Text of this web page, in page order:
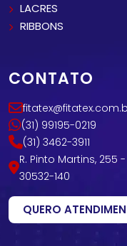
LACRES
RIBBONS
CONTATO
(31) 99195-0219
(31) 3462-3911
R. Pinto Martins, 255
30532-140
QUERO